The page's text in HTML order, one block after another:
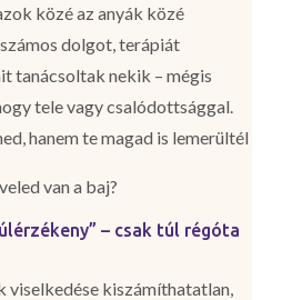
közé az anyák közé
dolgot, terápiát
tanácsoltak nekik – mégis
tele vagy csalódottsággal.
hanem te magad is lemerültél
van a baj?
– csak túl régóta
viselkedése kiszámíthatatlan,